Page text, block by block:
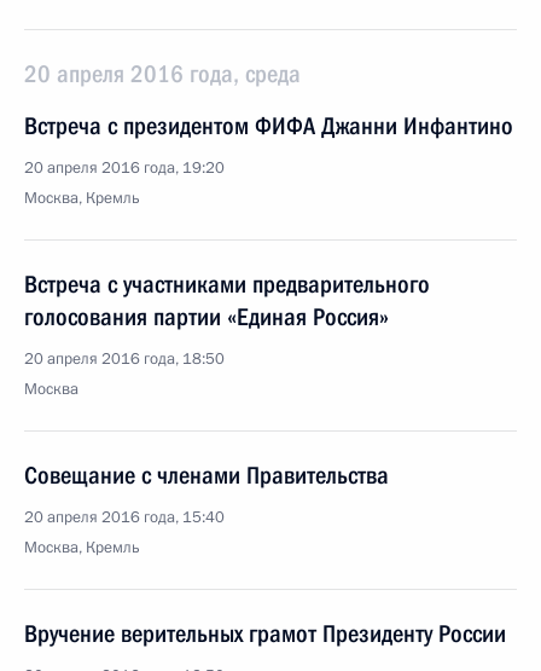
20 апреля 2016 года, среда
Встреча с президентом ФИФА Джанни Инфантино
20 апреля 2016 года, 19:20
Москва, Кремль
Встреча с участниками предварительного
голосования партии «Единая Россия»
20 апреля 2016 года, 18:50
Москва
Совещание с членами Правительства
20 апреля 2016 года, 15:40
Москва, Кремль
Вручение верительных грамот Президенту России